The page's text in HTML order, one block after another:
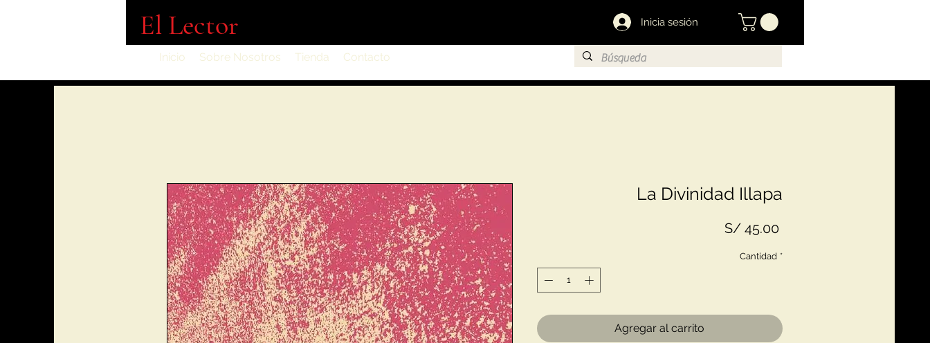
El Lector Inicia sesión
Inicio Sobre Nosotros Tienda Contacto
La Divinidad Illapa
S/ 45.00Precio
Cantidad *
Agregar al carrito